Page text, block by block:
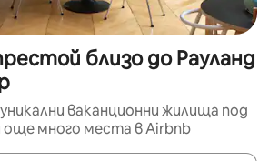
близо до Рауланд
ваканционни жилища под
още много места в Airbnb